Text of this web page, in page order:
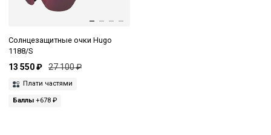
Солнцезащитные очки Hugo
1188/S
13 550 ₽ 27 100 ₽
Плати частями
Баллы +678 ₽